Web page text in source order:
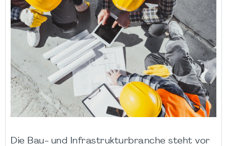
Die Bau- und Infrastrukturbranche steht vor